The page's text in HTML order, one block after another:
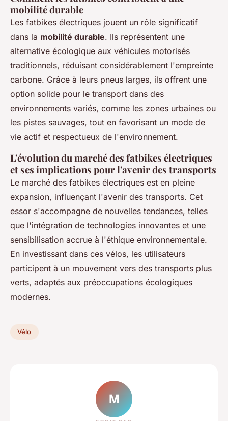
mobilité durable
Les fatbikes électriques jouent un rôle significatif
dans la mobilité durable. Ils représentent une
alternative écologique aux véhicules motorisés
traditionnels, réduisant considérablement l'empreinte
carbone. Grâce à leurs pneus larges, ils offrent une
option solide pour le transport dans des
environnements variés, comme les zones urbaines ou
les pistes sauvages, tout en favorisant un mode de
vie actif et respectueux de l'environnement.
L'évolution du marché des fatbikes électriques
et ses implications pour l'avenir des transports
Le marché des fatbikes électriques est en pleine
expansion, influençant l'avenir des transports. Cet
essor s'accompagne de nouvelles tendances, telles
que l'intégration de technologies innovantes et une
sensibilisation accrue à l'éthique environnementale.
En investissant dans ces vélos, les utilisateurs
participent à un mouvement vers des transports plus
verts, adaptés aux préoccupations écologiques
modernes.
Vélo
M